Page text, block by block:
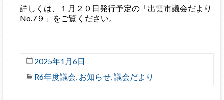
詳しくは、１月２０日発行予定の「出雲市議会だより
No.7９」をご覧ください。
2025年1月6日
R6年度議会, お知らせ, 議会だより